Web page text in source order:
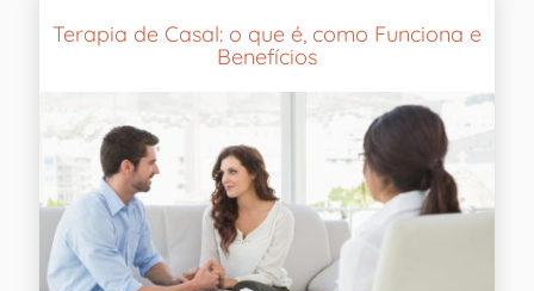
Terapia de Casal: o que é, como Funciona e
Benefícios